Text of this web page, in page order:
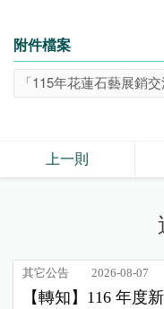
附件檔案
「115年花蓮石藝展銷
上一則
其它公告 2026-08-07
【轉知】116 年度